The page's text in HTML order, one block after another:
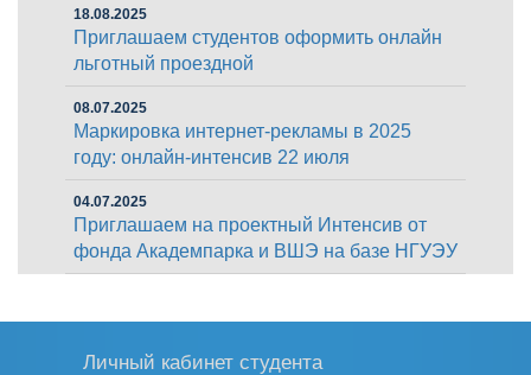
18.08.2025
Приглашаем студентов оформить онлайн
льготный проездной
08.07.2025
Маркировка интернет-рекламы в 2025
году: онлайн-интенсив 22 июля
04.07.2025
Приглашаем на проектный Интенсив от
фонда Академпарка и ВШЭ на базе НГУЭУ
Личный кабинет студента